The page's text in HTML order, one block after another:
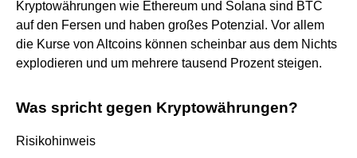
Kryptowährungen wie Ethereum und Solana sind BTC
auf den Fersen und haben großes Potenzial. Vor allem
die Kurse von Altcoins können scheinbar aus dem Nichts
explodieren und um mehrere tausend Prozent steigen.
Was spricht gegen Kryptowährungen?
Risikohinweis